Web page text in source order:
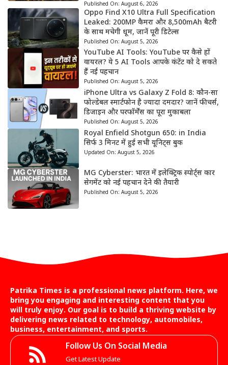
Published On: August 6, 2026
Oppo Find X10 Ultra Full Specification
Leaked: 200MP कैमरा और 8,500mAh बैटरी
के साथ मचेगी धूम, जानें पूरी डिटेल्स
Published On: August 5, 2026
YouTube AI Tools: YouTube पर कैसे हों
वायरल? ये 5 AI Tools आपके कंटेंट को दे सकते
हैं नई पहचान
Published On: August 5, 2026
iPhone Ultra vs Galaxy Z Fold 8: कौन-सा
फोल्डेबल स्मार्टफोन है ज्यादा दमदार? जानें फीचर्स,
डिजाइन और परफॉर्मेंस का पूरा मुकाबला
Published On: August 5, 2026
Royal Enfield Shotgun 650: in India
सिर्फ 3 मिनट में हुई सभी यूनिट्स बुक
Updated On: August 5, 2026
MG Cyberster: भारत में इलेक्ट्रिक स्पोर्ट्स कार
सेगमेंट को नई पहचान देने की तैयारी
Published On: August 5, 2026
Patrika Times is a professional news platform. Here, we
bring you engaging and interesting content that you
will truly enjoy. Our goal is to build a thriving website by
delivering news related to technology, automobiles,
business, entertainment, and sports.
Follow Us On Social Media
Get Latest Update